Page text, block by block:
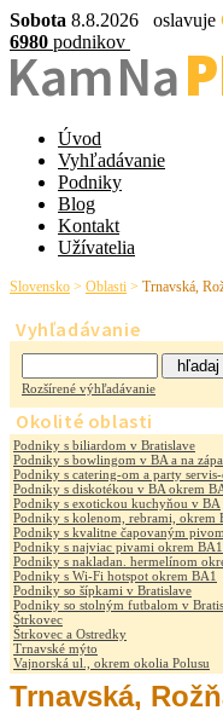
Sobota 8.8.2026 oslavuje
6980 podnikov
Kam Na
Úvod
Vyhľadávanie
Podniky
Blog
Kontakt
Užívatelia
Slovensko > Oblasti > Trnavská,
Vyhľadávanie
Rozšírené výhľadávanie
Okolité oblasti
Podniky s biliardom v Bratislave
Podniky s bowlingom v BA a na
Podniky s catering-om a party
Podniky s diskotékou v BA okrem
Podniky s exotickou kuchyňou v BA
Podniky s kolenom, rebrami, okrem
Podniky s kvalitne čapovaným
Podniky s najviac pivami okrem BA1
Podniky s nakladan. hermelínom
Podniky s Wi-Fi hotspot okrem BA1
Podniky so šípkami v Bratislave
Podniky so stolným futbalom v
Štrkovec
Štrkovec a Ostredky
Trnavské mýto
Vajnorská ul., okrem okolia Polusu
Trnavská,